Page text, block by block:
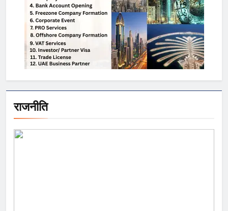
राजनीति